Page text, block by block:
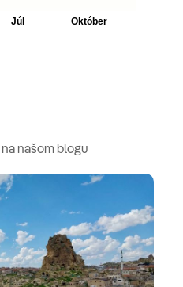
našom blogu